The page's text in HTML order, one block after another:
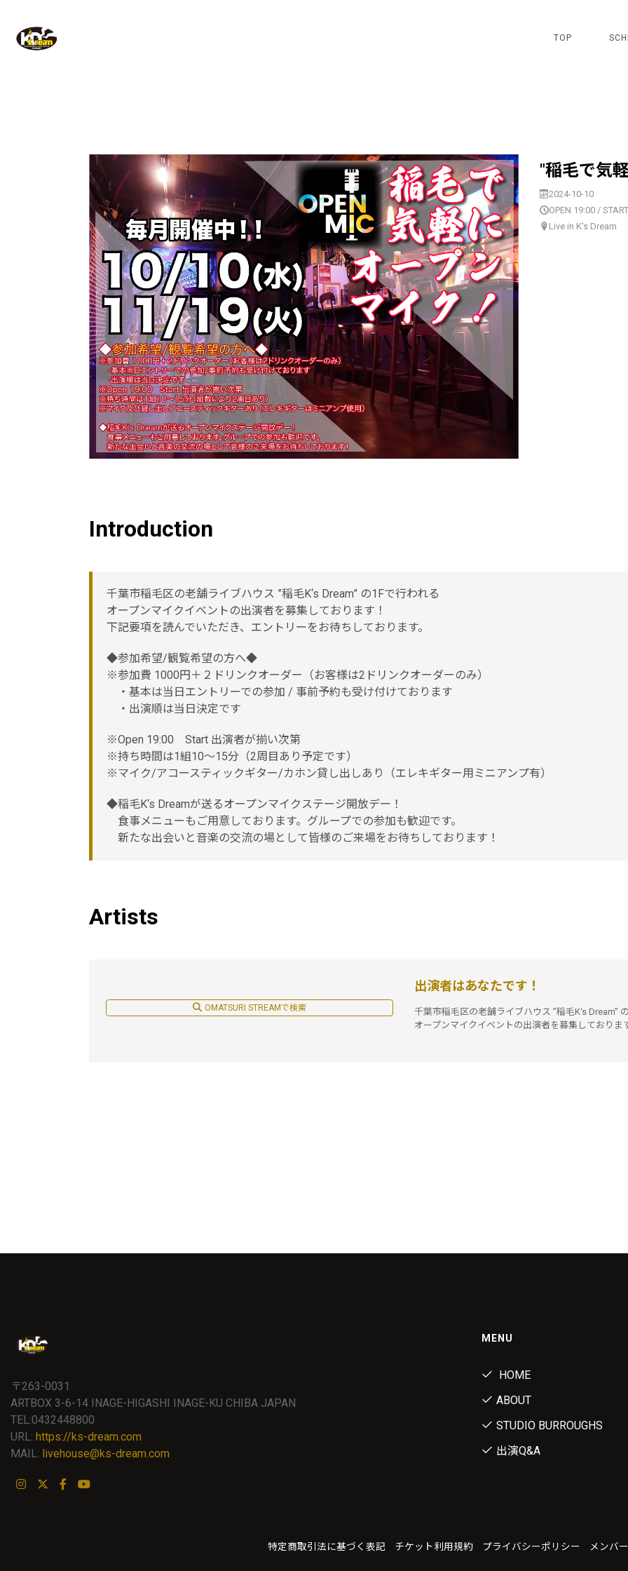
TOP
"稲毛で気
2024-10-10
OPEN 19:00 /
Live in K's Dream
Introduction
千葉市稲毛区の老舗ライブハウス ”稲毛K‘s Dream” の1Fで行われる
オープンマイクイベントの出演者を募集しております！
下記要項を読んでいただき、エントリーをお待ちしております。
◆参加希望/観覧希望の方へ◆
※参加費 1000円＋２ドリンクオーダー（お客様は2ドリンクオーダーのみ）
・基本は当日エントリーでの参加 / 事前予約も受け付けております
・出演順は当日決定です
※Open 19:00 Start 出演者が揃い次第
※持ち時間は1組10〜15分（2周目あり予定です）
※マイク/アコースティックギター/カホン貸し出しあり（エレキギター用ミニアンプ有）
◆稲毛K‘s Dreamが送るオープンマイクステージ開放デー！
食事メニューもご用意しております。グループでの参加も歓迎です。
新たな出会いと音楽の交流の場として皆様のご来場をお待ちしております！
Artists
OMATSURI STREAMで検索
出演者はあなたです！
千葉市稲毛区の老舗ライブハウス ”稲毛K‘s Dream”
オープンマイクイベントの出演者を募集しておりま
〒263-0031
ARTBOX 3-6-14 INAGE-HIGASHI INAGE-KU CHIBA JAPAN
TEL:0432448800
URL: https://ks-dream.com
MAIL: livehouse@ks-dream.com
MENU
HOME
ABOUT
STUDIO BURROUGHS
出演Q&A
特定商取引法に基づく表記 チケット利用規約 プライバシーポリシー メンバ